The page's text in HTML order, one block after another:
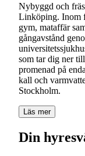
Nybyggd och
Linköping. Inom
gym, mataffär
gångavstånd
som tar dig ner
promenad på
kall och
Stockholm.
Läs mer
Din